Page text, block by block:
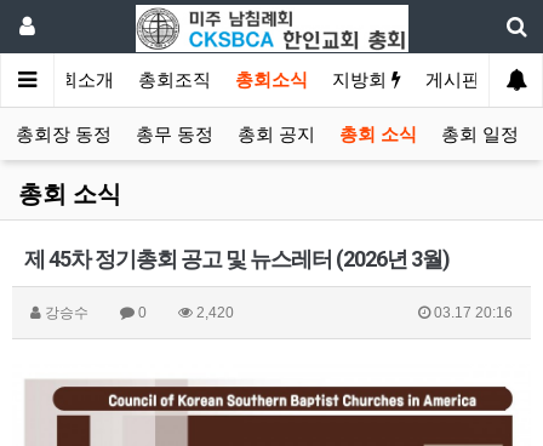
총회소개 총회조직 총회소식 지방회 게시판 자
총회장 동정 총무 동정 총회 공지 총회 소식 총회 일정
총회 소식
제 45차 정기총회 공고 및 뉴스레터 (2026년 3월)
강승수 0 2,420 03.17 20:16